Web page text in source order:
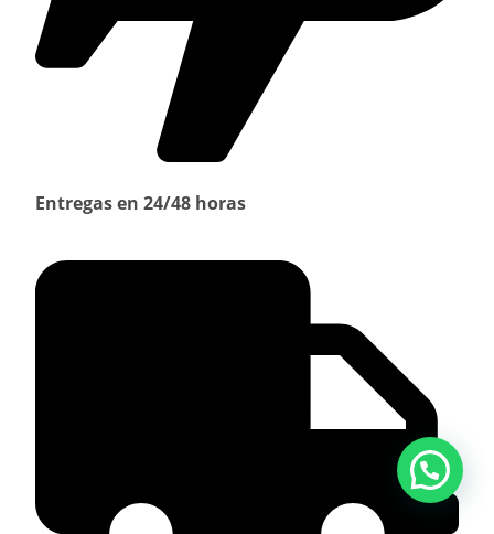
Entregas en 24/48 horas